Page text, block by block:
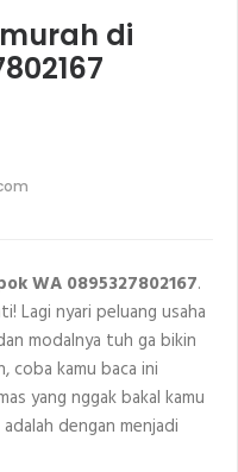
di
WA 0895327802167.
Lagi nyari peluang usaha
modalnya tuh ga bikin
coba kamu baca ini
yang nggak bakal kamu
dengan menjadi